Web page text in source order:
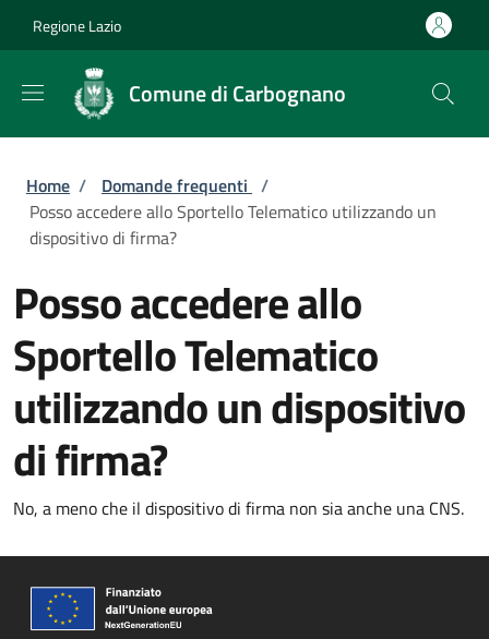
Regione Lazio
Comune di Carbognano
Briciole di pane
Home / Domande frequenti /
Posso accedere allo Sportello Telematico utilizzando un
dispositivo di firma?
Posso accedere allo
Sportello Telematico
utilizzando un dispositivo
di firma?
No, a meno che il dispositivo di firma non sia anche una CNS.